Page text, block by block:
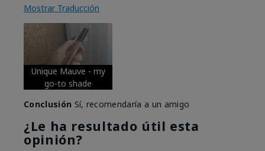
Mostrar Traducción
Unique Mauve - my
go-to shade
Conclusión Sí, recomendaría a un amigo
¿Le ha resultado útil esta
opinión?